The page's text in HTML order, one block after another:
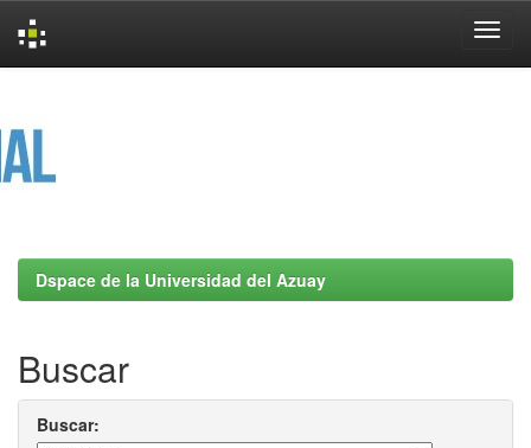
Dspace de la Universidad del Azuay
Buscar
Buscar: